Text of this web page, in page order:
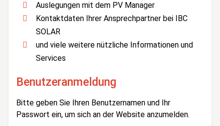
Auslegungen mit dem PV Manager
Kontaktdaten Ihrer Ansprechpartner bei IBC
SOLAR
und viele weitere nützliche Informationen und
Services
Benutzeranmeldung
Bitte geben Sie Ihren Benutzernamen und Ihr
Passwort ein, um sich an der Website anzumelden.